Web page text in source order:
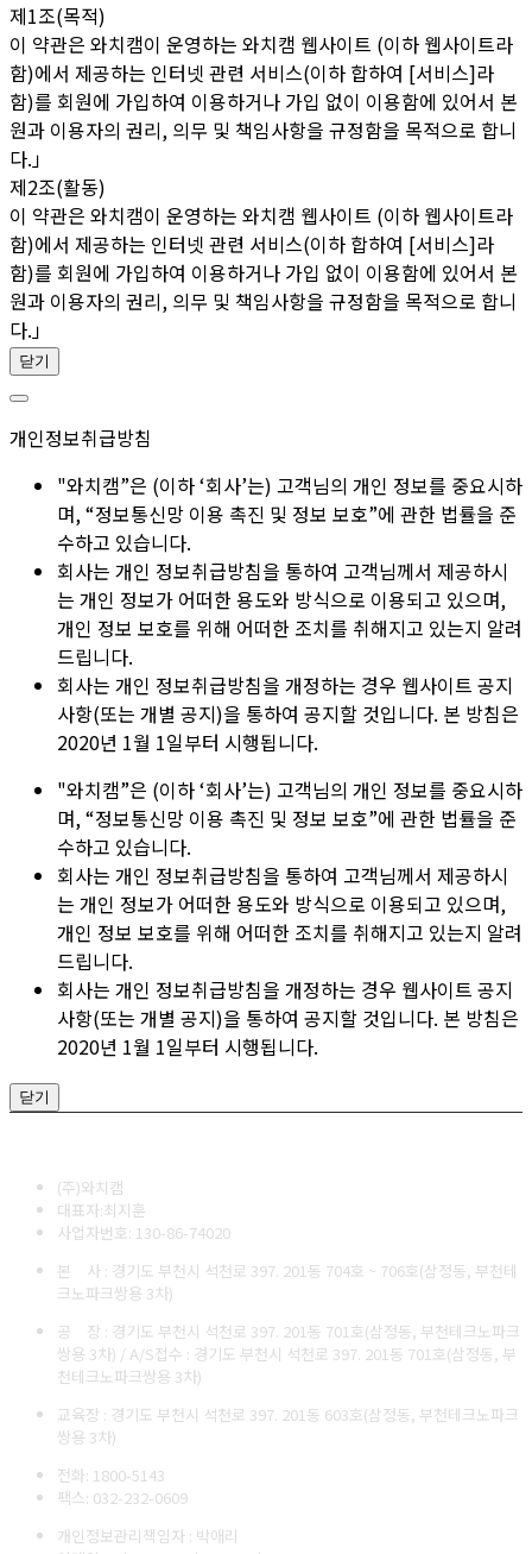
제1조(목적)
이 약관은 와치캠이 운영하는 와치캠 웹사이트 (이하 웹사이트라
함)에서 제공하는 인터넷 관련 서비스(이하 합하여 [서비스]라
함)를 회원에 가입하여 이용하거나 가입 없이 이용함에 있어서 본
원과 이용자의 권리, 의무 및 책임사항을 규정함을 목적으로 합니
다.」
제2조(활동)
이 약관은 와치캠이 운영하는 와치캠 웹사이트 (이하 웹사이트라
함)에서 제공하는 인터넷 관련 서비스(이하 합하여 [서비스]라
함)를 회원에 가입하여 이용하거나 가입 없이 이용함에 있어서 본
원과 이용자의 권리, 의무 및 책임사항을 규정함을 목적으로 합니
다.」
닫기
개인정보취급방침
"와치캠”은 (이하 ‘회사’는) 고객님의 개인 정보를 중요시하
며, “정보통신망 이용 촉진 및 정보 보호”에 관한 법률을 준
수하고 있습니다.
회사는 개인 정보취급방침을 통하여 고객님께서 제공하시
는 개인 정보가 어떠한 용도와 방식으로 이용되고 있으며,
개인 정보 보호를 위해 어떠한 조치를 취해지고 있는지 알려
드립니다.
회사는 개인 정보취급방침을 개정하는 경우 웹사이트 공지
사항(또는 개별 공지)을 통하여 공지할 것입니다. 본 방침은
2020년 1월 1일부터 시행됩니다.
"와치캠”은 (이하 ‘회사’는) 고객님의 개인 정보를 중요시하
며, “정보통신망 이용 촉진 및 정보 보호”에 관한 법률을 준
수하고 있습니다.
회사는 개인 정보취급방침을 통하여 고객님께서 제공하시
는 개인 정보가 어떠한 용도와 방식으로 이용되고 있으며,
개인 정보 보호를 위해 어떠한 조치를 취해지고 있는지 알려
드립니다.
회사는 개인 정보취급방침을 개정하는 경우 웹사이트 공지
사항(또는 개별 공지)을 통하여 공지할 것입니다. 본 방침은
2020년 1월 1일부터 시행됩니다.
닫기
(주)와치캠
대표자:최지훈
사업자번호: 130-86-74020
본 사 : 경기도 부천시 석천로 397. 201동 704호 ~ 706호(삼정동, 부천테
크노파크쌍용 3차)
공 장 : 경기도 부천시 석천로 397. 201동 701호(삼정동, 부천테크노파크
쌍용 3차) / A/S접수 : 경기도 부천시 석천로 397. 201동 701호(삼정동, 부
천테크노파크쌍용 3차)
교육장 : 경기도 부천시 석천로 397. 201동 603호(삼정동, 부천테크노파크
쌍용 3차)
전화: 1800-5143
팩스: 032-232-0609
개인정보관리책임자 : 박애리